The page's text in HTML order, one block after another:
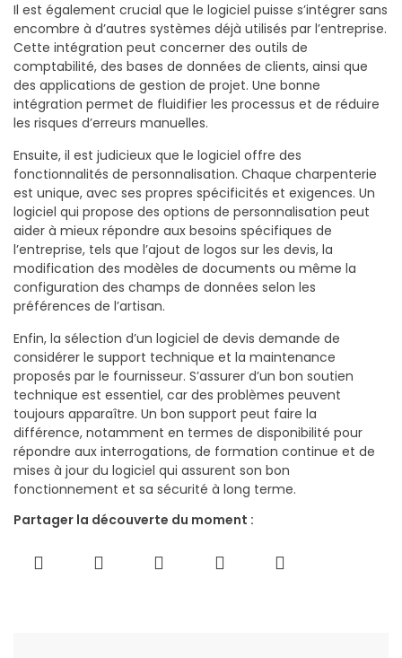
Il est également crucial que le logiciel puisse s’intégrer sans
encombre à d’autres systèmes déjà utilisés par l’entreprise.
Cette intégration peut concerner des outils de
comptabilité, des bases de données de clients, ainsi que
des applications de gestion de projet. Une bonne
intégration permet de fluidifier les processus et de réduire
les risques d’erreurs manuelles.
Ensuite, il est judicieux que le logiciel offre des
fonctionnalités de personnalisation. Chaque charpenterie
est unique, avec ses propres spécificités et exigences. Un
logiciel qui propose des options de personnalisation peut
aider à mieux répondre aux besoins spécifiques de
l’entreprise, tels que l’ajout de logos sur les devis, la
modification des modèles de documents ou même la
configuration des champs de données selon les
préférences de l’artisan.
Enfin, la sélection d’un logiciel de devis demande de
considérer le support technique et la maintenance
proposés par le fournisseur. S’assurer d’un bon soutien
technique est essentiel, car des problèmes peuvent
toujours apparaître. Un bon support peut faire la
différence, notamment en termes de disponibilité pour
répondre aux interrogations, de formation continue et de
mises à jour du logiciel qui assurent son bon
fonctionnement et sa sécurité à long terme.
Partager la découverte du moment :